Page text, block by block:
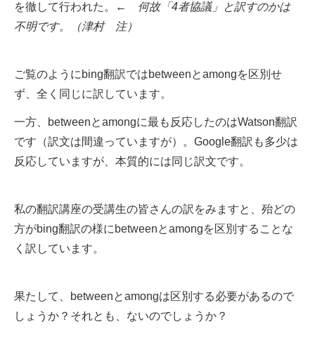
を徹して行われた。
← 何故「4者協議」と訳すのかは
不明です。（津村 注）
ご覧のようにbing翻訳ではbetweenとamongを区別せ
ず、全く同じに訳しています。
一方、betweenとamongに最も反応したのはWatson翻訳
です（訳文は間違っていますが）。Google翻訳も多少は
反応していますが、本質的には同じ訳文です。
私の翻訳講座の受講生の皆さんの訳をみますと、殆どの
方がbing翻訳の様にbetweenとamongを区別することな
く訳しています。
果たして、betweenとamongは区別する必要があるので
しょうか？それとも、ないのでしょうか？